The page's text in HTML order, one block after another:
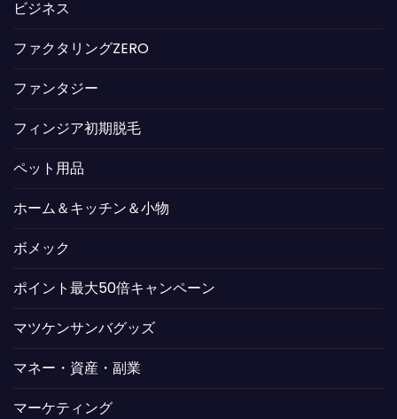
ビジネス
ファクタリングZERO
ファンタジー
フィンジア初期脱毛
ペット用品
ホーム＆キッチン＆小物
ボメック
ポイント最大50倍キャンペーン
マツケンサンバグッズ
マネー・資産・副業
マーケティング